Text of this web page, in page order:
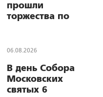
прошли
торжества по
прославления
воина
Феодора
Ушакова
06.08.2026
В день Собора
Московских
святых 6